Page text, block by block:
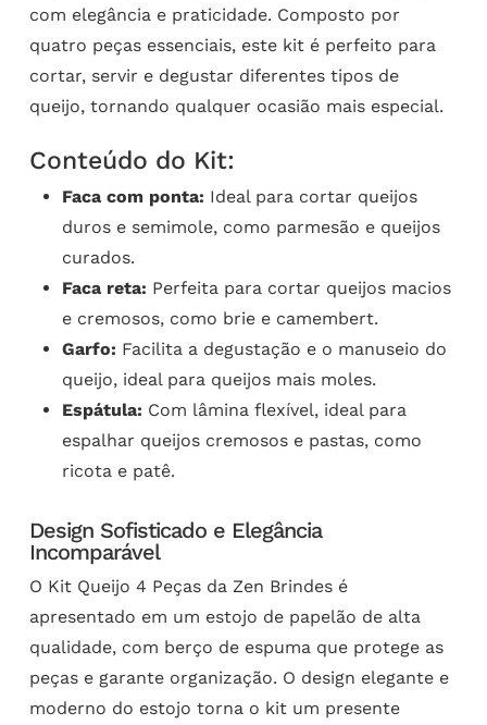
com elegância e praticidade. Composto por
quatro peças essenciais, este kit é perfeito para
cortar, servir e degustar diferentes tipos de
queijo, tornando qualquer ocasião mais especial.
Conteúdo do Kit:
Faca com ponta: Ideal para cortar queijos
duros e semimole, como parmesão e queijos
curados.
Faca reta: Perfeita para cortar queijos macios
e cremosos, como brie e camembert.
Garfo: Facilita a degustação e o manuseio do
queijo, ideal para queijos mais moles.
Espátula: Com lâmina flexível, ideal para
espalhar queijos cremosos e pastas, como
ricota e patê.
Design Sofisticado e Elegância
Incomparável
O Kit Queijo 4 Peças da Zen Brindes é
apresentado em um estojo de papelão de alta
qualidade, com berço de espuma que protege as
peças e garante organização. O design elegante e
moderno do estojo torna o kit um presente